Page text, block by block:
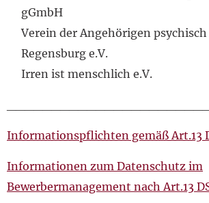
gGmbH
Verein der Angehörigen
Regensburg e.V.
Irren ist menschlich e.V.
Informationspflichten gemäß Art.13
Informationen zum Datenschutz im
Bewerbermanagement nach Art.13